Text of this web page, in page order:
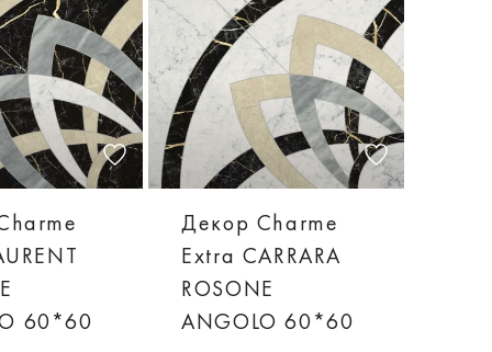
60*60
Декор Charme
Extra CARRARA
ROSONE
ANGOLO 60*60